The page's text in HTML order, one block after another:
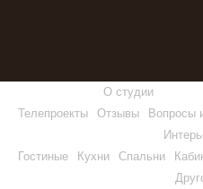
О студии
Телепроекты
Отзывы Вопросы
Гостиные
Кухни Спальни